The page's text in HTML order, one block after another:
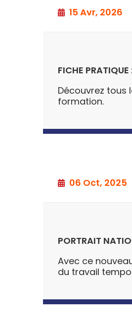
15 Avr, 2026
FICHE
Découvrez tous
formation.
06 Oct, 2025
PORTRAIT
Avec ce
du travail